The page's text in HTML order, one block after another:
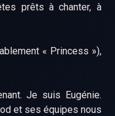
prêts à chanter, à
« Princess »),
Je suis Eugénie.
et ses équipes nous